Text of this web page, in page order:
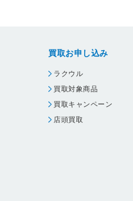
買取お申し込み
ラクウル
買取対象商品
買取キャンペーン
店頭買取